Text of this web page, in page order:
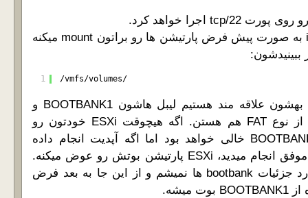
4- خود installation disk به صورت پیش فرض پارتیشن ها رو براتون mount میکنه
ببینیدشون:
1 /vmfs/volumes/
5- پارتیشن هایی که ما بهشون علاقه مند هستیم لیبل هاشون BOOTBANK1 و
BOOTBANK2 هست و از نوع FAT هم هستن. اگه هیچوقت ESXi خودتون رو
آپدیت نکرده باشید، BOOTBANK2 خالی خواهد بود اما اگه آپدیت انجام داده
باشید، هر بار که آپدیت موفق انجام میدید، ESXi پارتیشن بوتش رو عوض میکنه.
من دیگه بیش از این وارد جزئیات bootbank ها نمیشم و از این جا به بعد فرض